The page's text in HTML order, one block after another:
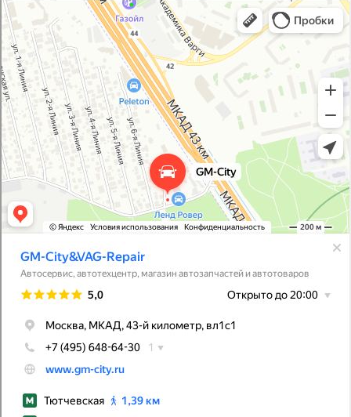
GM-City&VAG-Repair
Автосервис, автотехцентр в Москве
Магазин автозапчастей и автотоваров в Москве